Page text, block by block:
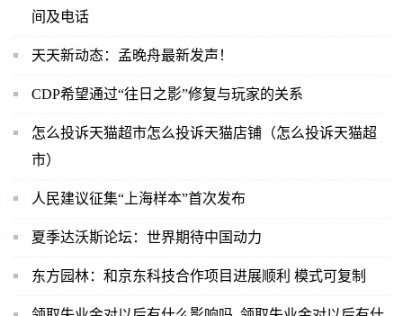
间及电话
天天新动态：孟晚舟最新发声！
CDP希望通过“往日之影”修复与玩家的关系
怎么投诉天猫超市怎么投诉天猫店铺（怎么投诉天猫超
市）
人民建议征集“上海样本”首次发布
夏季达沃斯论坛：世界期待中国动力
东方园林：和京东科技合作项目进展顺利 模式可复制